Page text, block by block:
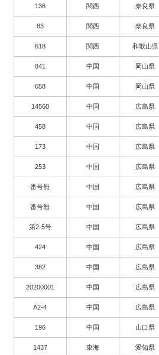
136 関西 奈良県
83 関西 奈良県
618 関西 和歌山県
841 中国 岡山県
658 中国 岡山県
14560 中国 広島県
458 中国 広島県
173 中国 広島県
253 中国 広島県
番号無 中国 広島県
番号無 中国 広島県
第2-5号 中国 広島県
424 中国 広島県
382 中国 広島県
20200001 中国 広島県
A2-4 中国 広島県
196 中国 山口県
1437 東海 愛知県